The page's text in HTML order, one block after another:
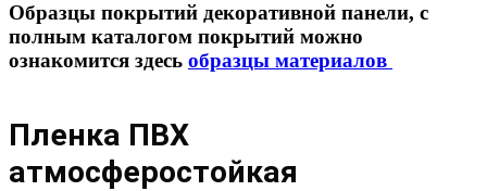
Образцы покрытий декоративной панели, с
полным каталогом покрытий можно
ознакомится здесь образцы материалов
Пленка ПВХ
атмосферостойкая